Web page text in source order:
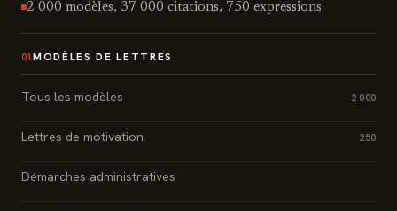
2 000 modèles, 37 000 citations, 750 expressions
01 MODÈLES DE LETTRES
Tous les modèles 2 000
Lettres de motivation 250
Démarches administratives